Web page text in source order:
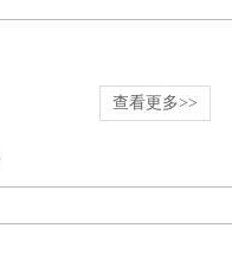
查看更多>>